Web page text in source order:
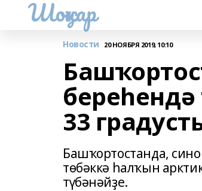
Шоңҡар
Новости 20 НОЯБРЯ 2019, 10:10
33
Башҡортостанда,
төбәккә һалҡын
түбәнәйҙе.